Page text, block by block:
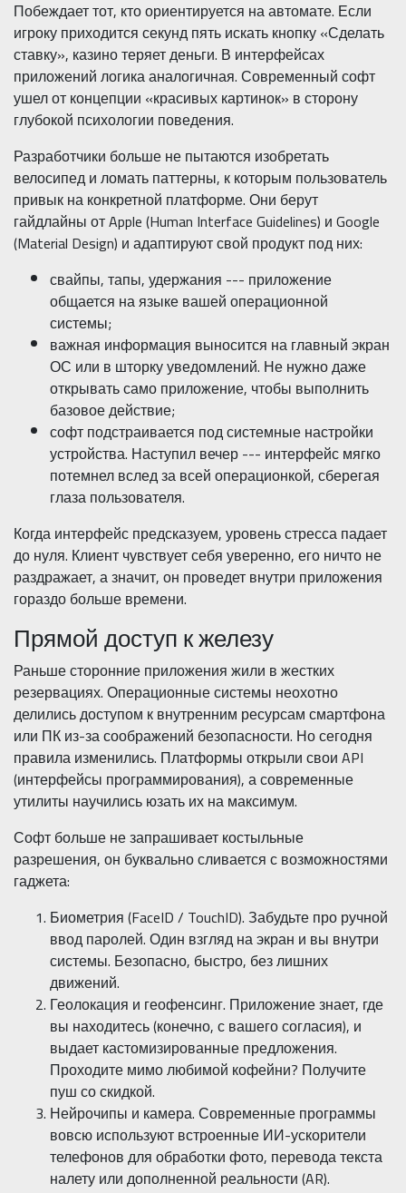
Побеждает тот, кто ориентируется на автомате. Если
игроку приходится секунд пять искать кнопку «Сделать
ставку», казино теряет деньги. В интерфейсах
приложений логика аналогичная. Современный софт
ушел от концепции «красивых картинок» в сторону
глубокой психологии поведения.
Разработчики больше не пытаются изобретать
велосипед и ломать паттерны, к которым пользователь
привык на конкретной платформе. Они берут
гайдлайны от Apple (Human Interface Guidelines) и Google
(Material Design) и адаптируют свой продукт под них:
свайпы, тапы, удержания --- приложение
общается на языке вашей операционной
системы;
важная информация выносится на главный экран
ОС или в шторку уведомлений. Не нужно даже
открывать само приложение, чтобы выполнить
базовое действие;
софт подстраивается под системные настройки
устройства. Наступил вечер --- интерфейс мягко
потемнел вслед за всей операционкой, сберегая
глаза пользователя.
Когда интерфейс предсказуем, уровень стресса падает
до нуля. Клиент чувствует себя уверенно, его ничто не
раздражает, а значит, он проведет внутри приложения
гораздо больше времени.
Прямой доступ к железу
Раньше сторонние приложения жили в жестких
резервациях. Операционные системы неохотно
делились доступом к внутренним ресурсам смартфона
или ПК из-за соображений безопасности. Но сегодня
правила изменились. Платформы открыли свои API
(интерфейсы программирования), а современные
утилиты научились юзать их на максимум.
Софт больше не запрашивает костыльные
разрешения, он буквально сливается с возможностями
гаджета:
Биометрия (FaceID / TouchID). Забудьте про ручной
ввод паролей. Один взгляд на экран и вы внутри
системы. Безопасно, быстро, без лишних
движений.
Геолокация и геофенсинг. Приложение знает, где
вы находитесь (конечно, с вашего согласия), и
выдает кастомизированные предложения.
Проходите мимо любимой кофейни? Получите
пуш со скидкой.
Нейрочипы и камера. Современные программы
вовсю используют встроенные ИИ-ускорители
телефонов для обработки фото, перевода текста
налету или дополненной реальности (AR).